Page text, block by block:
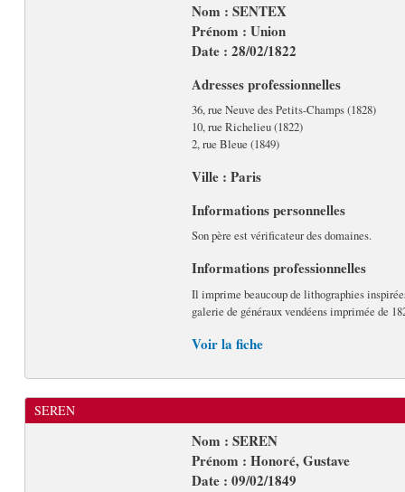
Nom : SENTEX
Prénom : Union
Date : 28/02/1822
Adresses professionnelles
36, rue Neuve des Petits-Champs (1828)
10, rue Richelieu (1822)
2, rue Bleue (1849)
Ville : Paris
Informations personnelles
Son père est vérificateur des domaines.
Informations professionnelles
Il imprime beaucoup de lithographies
galerie de généraux vendéens imprimée de
Voir la fiche
SEREN
Nom : SEREN
Prénom : Honoré, Gustave
Date : 09/02/1849